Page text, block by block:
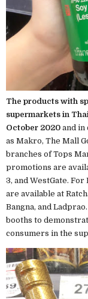
The products with
supermarkets in
October 2020 and in
as Makro, The Mall
branches of Tops
promotions are
3, and WestGate.
are available at
Bangna, and
booths to
consumers in the